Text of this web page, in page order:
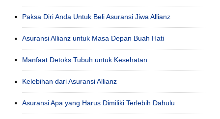
Paksa Diri Anda Untuk Beli Asuransi Jiwa Allianz
Asuransi Allianz untuk Masa Depan Buah Hati
Manfaat Detoks Tubuh untuk Kesehatan
Kelebihan dari Asuransi Allianz
Asuransi Apa yang Harus Dimiliki Terlebih Dahulu